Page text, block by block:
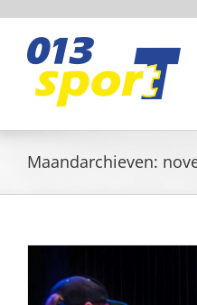
inhoud
Maandarchieven: